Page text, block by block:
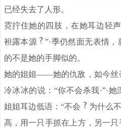
已经失去了人形。
霓拧住她的四肢，在她耳边轻
袒露本源
”·季仍然面无表情
的不是她的手脚似的。
她的姐姐——她的仇敌，如今丝
冷冰冰的说：“你不会杀我·”·
姐姐耳边低语：“不会
为什么
高，用一只手抓在上方，另一